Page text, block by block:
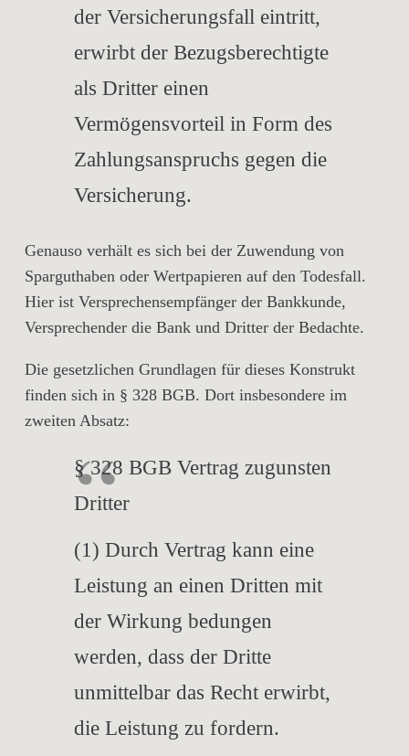
der Versicherungsfall eintritt,
erwirbt der Bezugsberechtigte
als Dritter einen
Vermögensvorteil in Form des
Zahlungsanspruchs gegen die
Versicherung.
Genauso verhält es sich bei der Zuwendung von
Sparguthaben oder Wertpapieren auf den Todesfall.
Hier ist Versprechensempfänger der Bankkunde,
Versprechender die Bank und Dritter der Bedachte.
Die gesetzlichen Grundlagen für dieses Konstrukt
finden sich in § 328 BGB. Dort insbesondere im
zweiten Absatz:
§ 328 BGB Vertrag zugunsten
Dritter
(1) Durch Vertrag kann eine
Leistung an einen Dritten mit
der Wirkung bedungen
werden, dass der Dritte
unmittelbar das Recht erwirbt,
die Leistung zu fordern.